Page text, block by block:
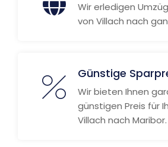
Wir erledigen
von Villach nach
Günstige
Wir bieten Ihnen
günstigen Preis für
Villach nach Maribor.